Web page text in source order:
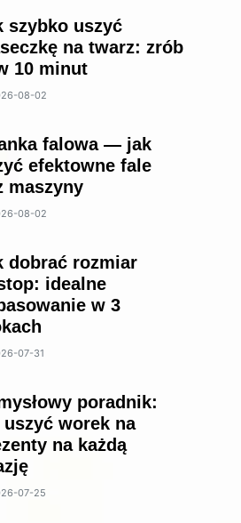
szybko uszyć
na twarz: zrób
10 minut
08-02
falowa — jak
efektowne fale
maszyny
08-02
dobrać rozmiar
idealne
w 3
07-31
poradnik:
uszyć worek na
na każdą
07-25